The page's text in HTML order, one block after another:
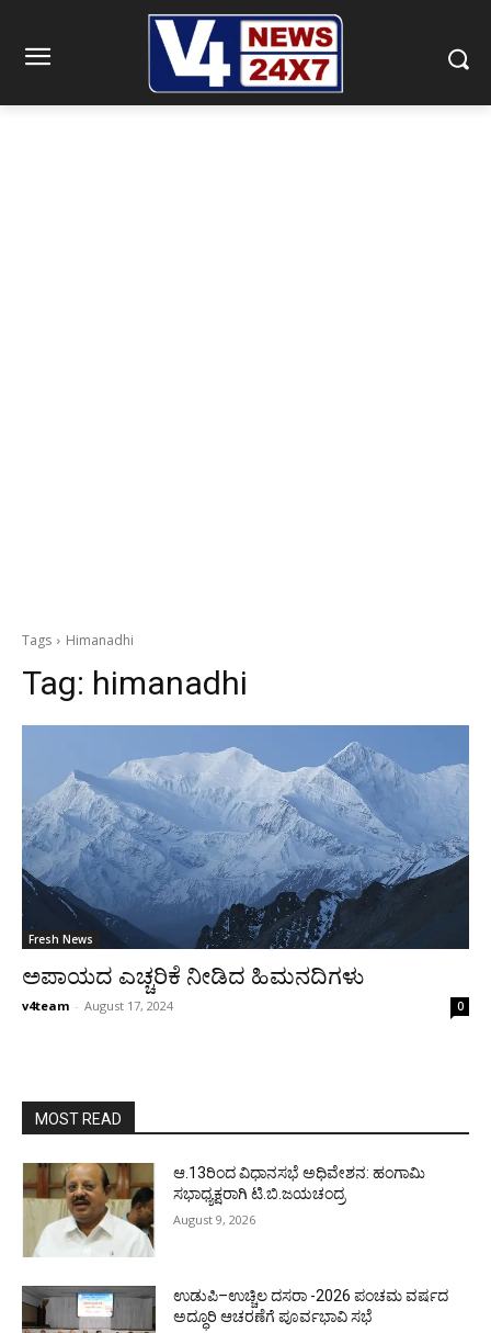
Tags Himanadhi
Tag: himanadhi
Fresh News
ಅಪಾಯದ ಎಚ್ಚರಿಕೆ ನೀಡಿದ ಹಿಮನದಿಗಳು
v4team - August 17, 2024 0
MOST READ
ಆ.13ರಿಂದ ವಿಧಾನಸಭೆ ಅಧಿವೇಶನ: ಹಂಗಾಮಿ
ಸಭಾಧ್ಯಕ್ಷರಾಗಿ ಟಿ.ಬಿ.ಜಯಚಂದ್ರ
August 9, 2026
ಉಡುಪಿ–ಉಚ್ಚಿಲ ದಸರಾ -2026 ಪಂಚಮ ವರ್ಷದ
ಅದ್ಧೂರಿ ಆಚರಣೆಗೆ ಪೂರ್ವಭಾವಿ ಸಭೆ